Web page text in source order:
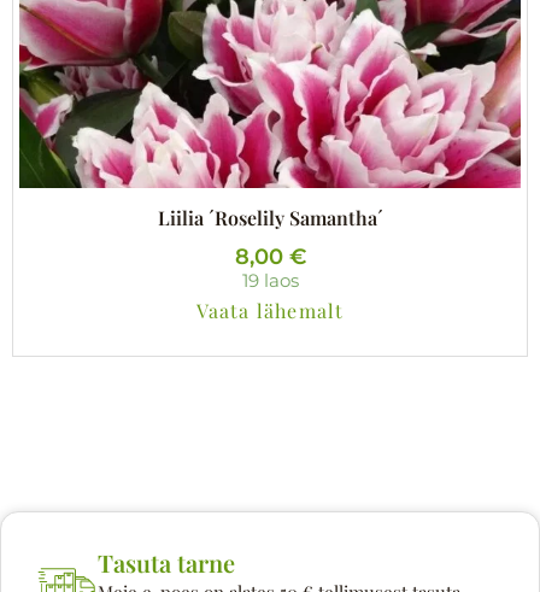
Liilia ´Roselily Samantha´
8,00 €
19 laos
Vaata lähemalt
Tasuta tarne